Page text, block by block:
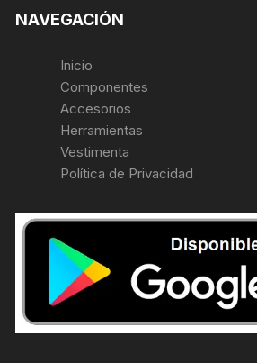
NAVEGACIÓN
Inicio
Componentes
Accesorios
Herramientas
Vestimenta
Política de Privacidad